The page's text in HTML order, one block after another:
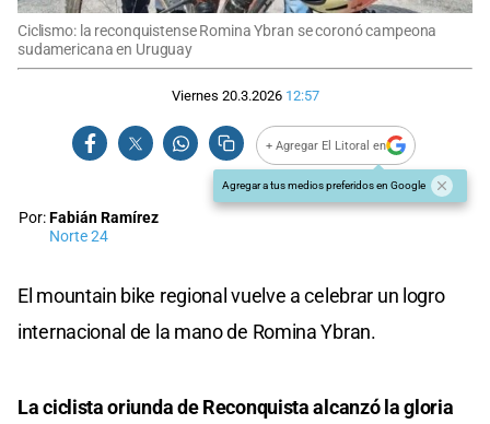
Ciclismo: la reconquistense Romina Ybran se coronó campeona
sudamericana en Uruguay
Viernes 20.3.2026 12:57
+ Agregar El Litoral en
Agregar a tus medios preferidos en Google
Por:Fabián Ramírez
Norte 24
El mountain bike regional vuelve a celebrar un logro
internacional de la mano de Romina Ybran.
La ciclista oriunda de Reconquista alcanzó la gloria